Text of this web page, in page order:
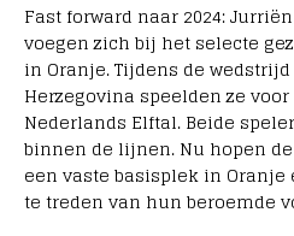
Fast forward naar 2024:
voegen zich bij het selecte
in Oranje. Tijdens de
Herzegovina speelden ze
Nederlands Elftal. Beide
binnen de lijnen. Nu hopen
een vaste basisplek in
te treden van hun beroemde